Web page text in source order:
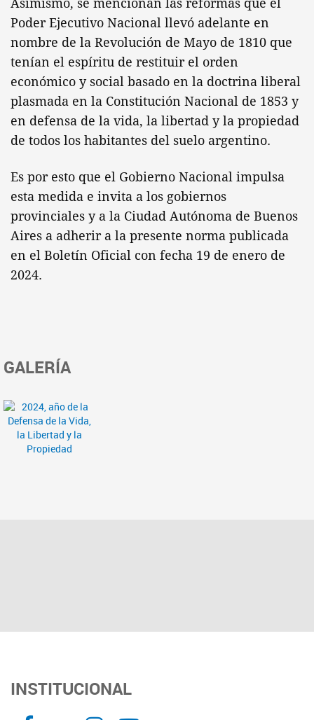
Asimismo, se mencionan las reformas que el
Poder Ejecutivo Nacional llevó adelante en
nombre de la Revolución de Mayo de 1810 que
tenían el espíritu de restituir el orden
económico y social basado en la doctrina liberal
plasmada en la Constitución Nacional de 1853 y
en defensa de la vida, la libertad y la propiedad
de todos los habitantes del suelo argentino.
Es por esto que el Gobierno Nacional impulsa
esta medida e invita a los gobiernos
provinciales y a la Ciudad Autónoma de Buenos
Aires a adherir a la presente norma publicada
en el Boletín Oficial con fecha 19 de enero de
2024.
GALERÍA
INSTITUCIONAL